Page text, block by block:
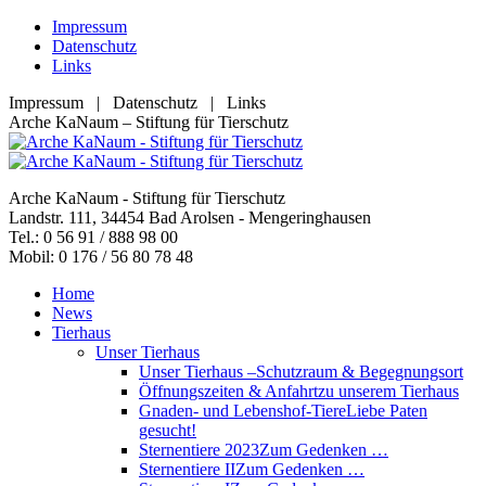
Zum
Inhalt
springen
Impressum
Datenschutz
Links
Impressum | Datenschutz | Links
Facebook
page
opens
new
window
YouTube
page
opens
new
window
RSS
page
opens
new
window
E-
Mail
page
in
new
window
Arche KaNaum – Stiftung für Tierschutz
Arche KaNaum - Stiftung für Tierschutz
Landstr. 111, 34454 Bad Arolsen - Mengeringhausen
Tel.: 0 56 91 / 888 98 00
Mobil: 0 176 / 56 80 78 48
Home
News
Tierhaus
Unser Tierhaus
Unser Tierhaus –Schutzraum & Begegnungsort
Öffnungszeiten & Anfahrtzu unserem Tierhaus
Gnaden- und Lebenshof-TiereLiebe Paten
gesucht!
Sternentiere 2023Zum Gedenken …
Sternentiere IIZum Gedenken …